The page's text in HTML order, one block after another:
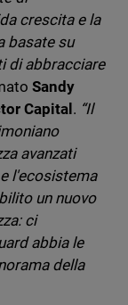
crescita e la
basate su
di abbracciare
Sandy
Capital. “Il
avanzati
l'ecosistema
un nuovo
ci
abbia le
della